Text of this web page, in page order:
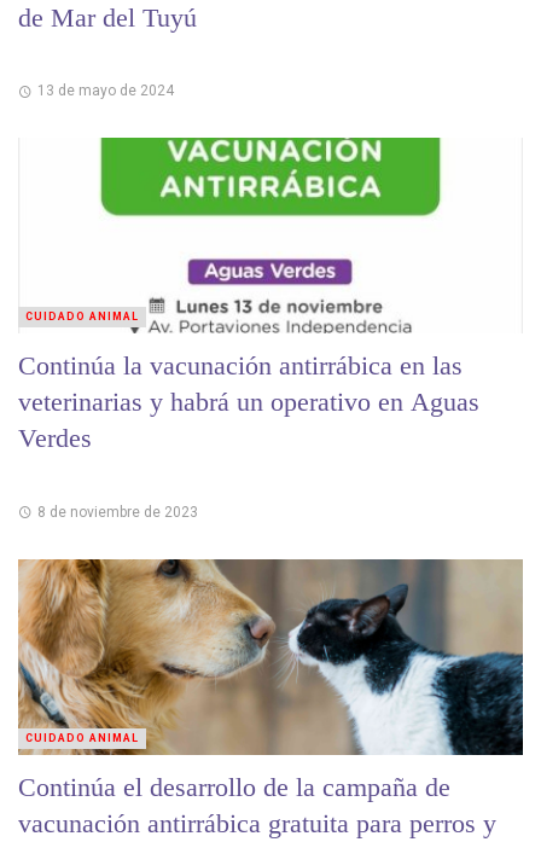
de Mar del Tuyú
13 de mayo de 2024
Continúa la vacunación antirrábica en las
veterinarias y habrá un operativo en Aguas
Verdes
8 de noviembre de 2023
CUIDADO ANIMAL
Continúa el desarrollo de la campaña de
vacunación antirrábica gratuita para perros y
CUIDADO ANIMAL